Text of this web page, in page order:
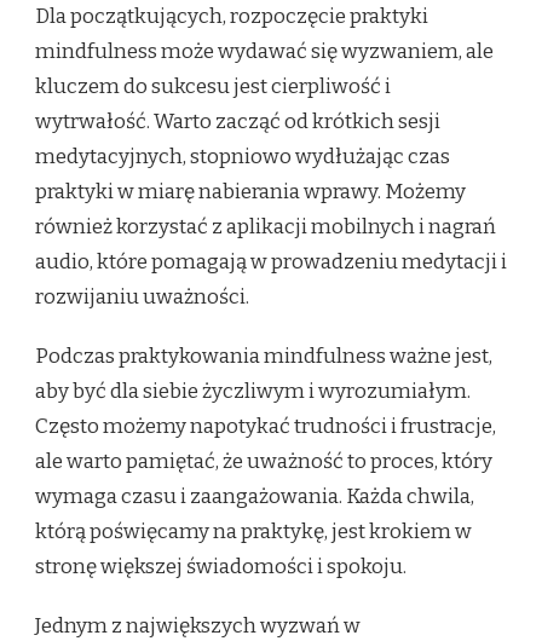
Dla początkujących, rozpoczęcie praktyki
mindfulness może wydawać się wyzwaniem, ale
kluczem do sukcesu jest cierpliwość i
wytrwałość. Warto zacząć od krótkich sesji
medytacyjnych, stopniowo wydłużając czas
praktyki w miarę nabierania wprawy. Możemy
również korzystać z aplikacji mobilnych i nagrań
audio, które pomagają w prowadzeniu medytacji i
rozwijaniu uważności.
Podczas praktykowania mindfulness ważne jest,
aby być dla siebie życzliwym i wyrozumiałym.
Często możemy napotykać trudności i frustracje,
ale warto pamiętać, że uważność to proces, który
wymaga czasu i zaangażowania. Każda chwila,
którą poświęcamy na praktykę, jest krokiem w
stronę większej świadomości i spokoju.
Jednym z największych wyzwań w